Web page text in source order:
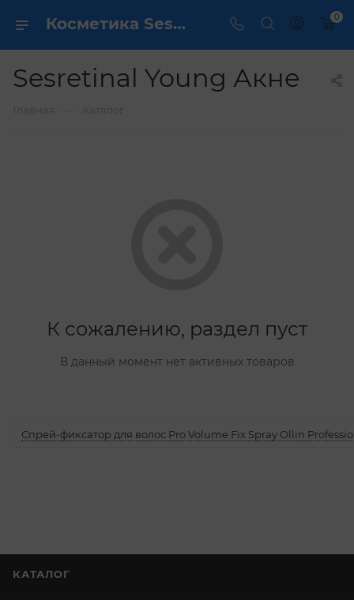
Косметика Sesretinal Young Акне - купить в интернет магазине ✔️ по выгодной цене 0
Sesretinal Young Акне
К сожалению, раздел пуст
В данный момент нет активных товаров
Спрей-фиксатор для волос Pro Volume Fix Spray Ollin
КАТАЛОГ